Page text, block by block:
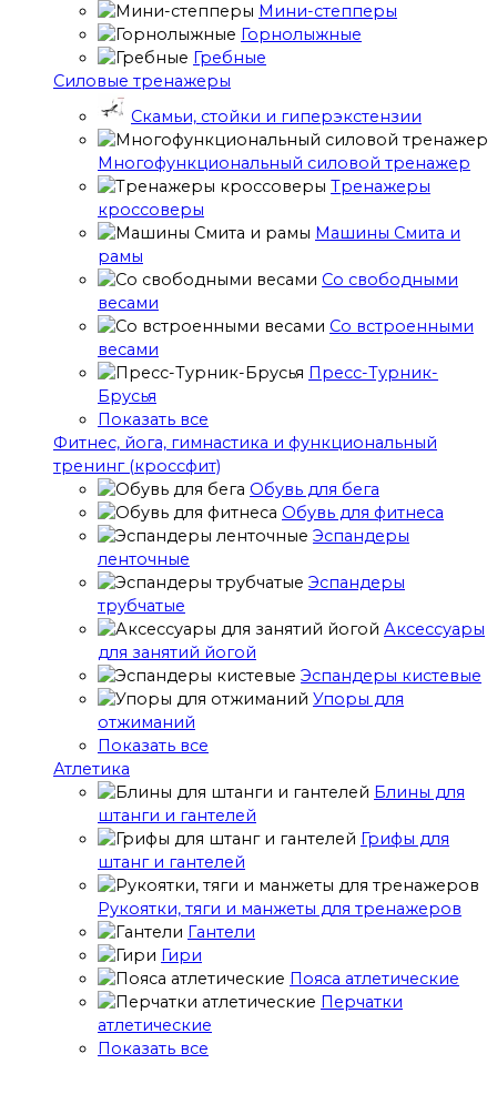
Мини-степперы
Горнолыжные
Гребные
Cиловые тренажеры
Скамьи, стойки и гиперэкстензии
Многофункциональный силовой тренажер
Тренажеры
кроссоверы
Машины Смита и
рамы
Со свободными
весами
Со встроенными
весами
Пресс-Турник-
Брусья
Показать все
Фитнес, йога, гимнастика и функциональный
тренинг (кроссфит)
Обувь для бега
Обувь для фитнеса
Эспандеры
ленточные
Эспандеры
трубчатые
Аксессуары
для занятий йогой
Эспандеры кистевые
Упоры для
отжиманий
Показать все
Атлетика
Блины для
штанги и гантелей
Грифы для
штанг и гантелей
Рукоятки, тяги и манжеты для тренажеров
Гантели
Гири
Пояса атлетические
Перчатки
атлетические
Показать все